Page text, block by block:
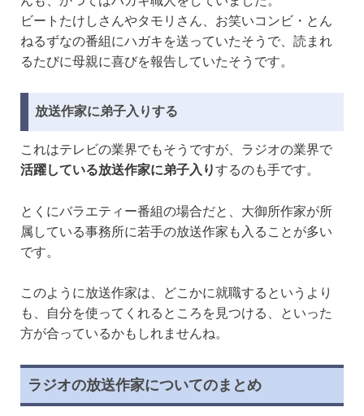
ビートたけしさんやタモリさん、お笑いコンビ・とん
ねるずなの番組にハガキを送っていたそうで、読まれ
るたびに母親に喜びを報告していたそうです。
放送作家に弟子入りする
これはテレビの業界でもそうですが、ラジオの業界で
活躍している放送作家に弟子入りするのも手です。
とくにバラエティー番組の場合だと、大御所作家が所
属している事務所に若手の放送作家も入ることが多い
です。
このように放送作家は、どこかに就職するというより
も、自分を使ってくれるところを見つける、といった
方が合っているかもしれませんね。
ラジオの放送作家についてのまとめ